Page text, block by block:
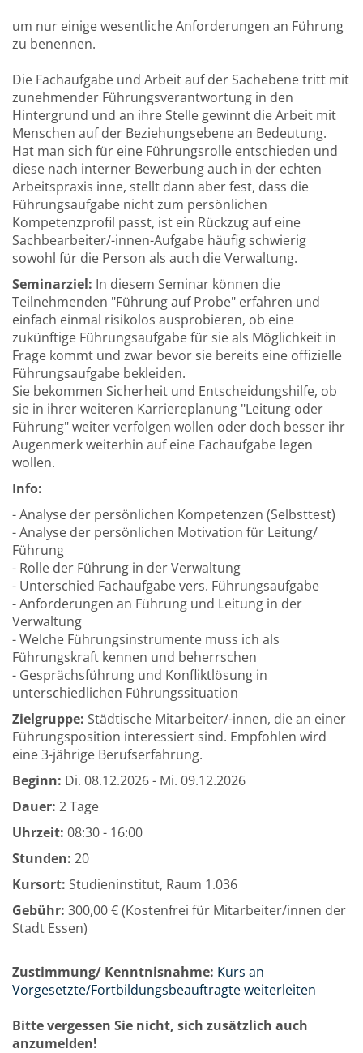
um nur einige wesentliche Anforderungen an Führung
zu benennen.
Die Fachaufgabe und Arbeit auf der Sachebene tritt mit
zunehmender Führungsverantwortung in den
Hintergrund und an ihre Stelle gewinnt die Arbeit mit
Menschen auf der Beziehungsebene an Bedeutung.
Hat man sich für eine Führungsrolle entschieden und
diese nach interner Bewerbung auch in der echten
Arbeitspraxis inne, stellt dann aber fest, dass die
Führungsaufgabe nicht zum persönlichen
Kompetenzprofil passt, ist ein Rückzug auf eine
Sachbearbeiter/-innen-Aufgabe häufig schwierig
sowohl für die Person als auch die Verwaltung.
Seminarziel: In diesem Seminar können die
Teilnehmenden "Führung auf Probe" erfahren und
einfach einmal risikolos ausprobieren, ob eine
zukünftige Führungsaufgabe für sie als Möglichkeit in
Frage kommt und zwar bevor sie bereits eine offizielle
Führungsaufgabe bekleiden.
Sie bekommen Sicherheit und Entscheidungshilfe, ob
sie in ihrer weiteren Karriereplanung "Leitung oder
Führung" weiter verfolgen wollen oder doch besser ihr
Augenmerk weiterhin auf eine Fachaufgabe legen
wollen.
Info:
- Analyse der persönlichen Kompetenzen (Selbsttest)
- Analyse der persönlichen Motivation für Leitung/
Führung
- Rolle der Führung in der Verwaltung
- Unterschied Fachaufgabe vers. Führungsaufgabe
- Anforderungen an Führung und Leitung in der
Verwaltung
- Welche Führungsinstrumente muss ich als
Führungskraft kennen und beherrschen
- Gesprächsführung und Konfliktlösung in
unterschiedlichen Führungssituation
Zielgruppe: Städtische Mitarbeiter/-innen, die an einer
Führungsposition interessiert sind. Empfohlen wird
eine 3-jährige Berufserfahrung.
Beginn: Di. 08.12.2026 - Mi. 09.12.2026
Dauer: 2 Tage
Uhrzeit: 08:30 - 16:00
Stunden: 20
Kursort: Studieninstitut, Raum 1.036
Gebühr: 300,00 € (Kostenfrei für Mitarbeiter/innen der
Stadt Essen)
Zustimmung/ Kenntnisnahme: Kurs an
Vorgesetzte/Fortbildungsbeauftragte weiterleiten
Bitte vergessen Sie nicht, sich zusätzlich auch
anzumelden!